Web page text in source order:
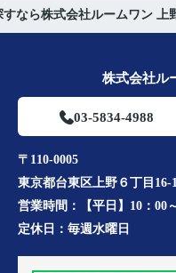
なら株式会社ルームワン 上
株式会社ル
03-5834-4988
〒110-0005
東京都台東区上野６丁目16-
営業時間：
【平日】10：00
定休日： 毎週水曜日